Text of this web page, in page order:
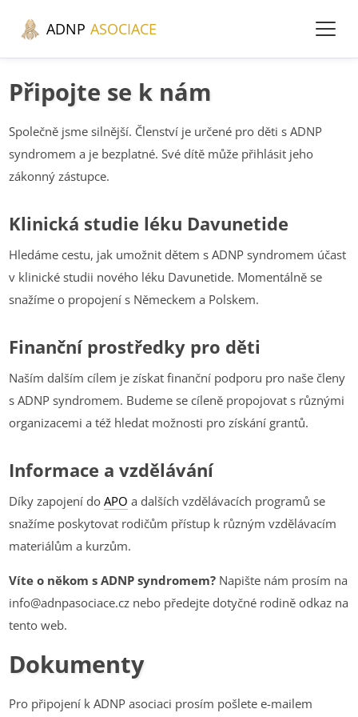
ADNP ASOCIACE
Připojte se k nám
Společně jsme silnější. Členství je určené pro děti s ADNP
syndromem a je bezplatné. Své dítě může přihlásit jeho
zákonný zástupce.
Klinická studie léku Davunetide
Hledáme cestu, jak umožnit dětem s ADNP syndromem účast
v klinické studii nového léku Davunetide. Momentálně se
snažíme o propojení s Německem a Polskem.
Finanční prostředky pro děti
Naším dalším cílem je získat finanční podporu pro naše členy
s ADNP syndromem. Budeme se cíleně propojovat s různými
organizacemi a též hledat možnosti pro získání grantů.
Informace a vzdělávání
Díky zapojení doAPO a dalších vzdělávacích programů se
snažíme poskytovat rodičům přístup k různým vzdělávacím
materiálům a kurzům.
Víte o někom s ADNP syndromem? Napište nám prosím na
info@adnpasociace.cz nebo předejte dotyčné rodině odkaz na
tento web.
Dokumenty
Pro připojení k ADNP asociaci prosím pošlete e-mailem